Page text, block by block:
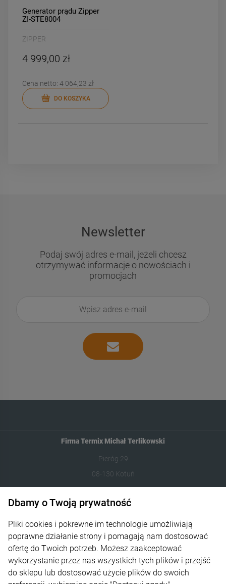
Generator prądu Zipper
ZI-STE8004
ZIPPER
4 999,00 zł
Cena netto: 4 064,23 zł
DO KOSZYKA
Newsletter
Podaj swój adres e-mail, jeżeli chcesz
otrzymywać informacje o nowościach i
promocjach
Firma Termix Michał Terlikowski
Pieróg 29
08-130 Kotuń
531-422-377
Informacje
Płatność i dostawa
Dbamy o Twoją prywatność
Pliki cookies i pokrewne im technologie umożliwiają
poprawne działanie strony i pomagają nam dostosować
ofertę do Twoich potrzeb. Możesz zaakceptować
wykorzystanie przez nas wszystkich tych plików i przejść
do sklepu lub dostosować użycie plików do swoich